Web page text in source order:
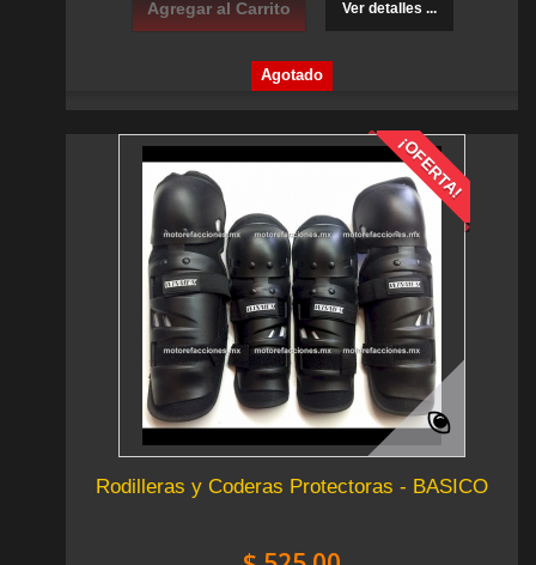
Agregar al Carrito Ver detalles ...
Agotado
¡OFERTA!
Rodilleras y Coderas Protectoras - BASICO